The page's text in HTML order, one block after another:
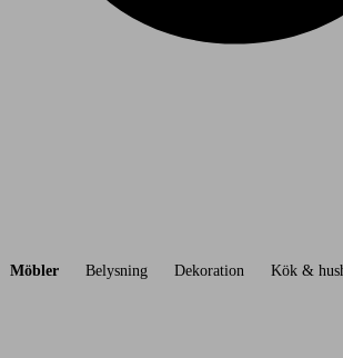
Möbler Belysning Dekoration Kök &